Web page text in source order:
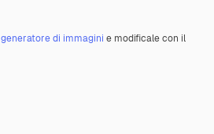
generatore di immagini e modificale con il